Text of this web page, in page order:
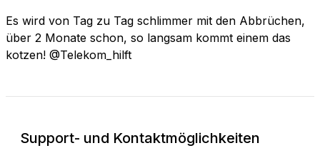
Es wird von Tag zu Tag schlimmer mit den Abbrüchen,
über 2 Monate schon, so langsam kommt einem das
kotzen! @Telekom_hilft
Support- und Kontaktmöglichkeiten